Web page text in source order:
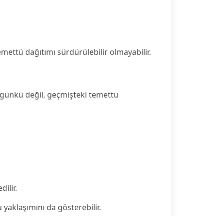
dağıtımı sürdürülebilir olmayabilir.
değil, geçmişteki temettü
da gösterebilir.